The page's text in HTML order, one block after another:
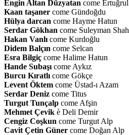
Engin Altan Düzyatan come Ertuğrul
Kaan taşaner come Gündoğdu
Hülya darcan come Hayme Hatun
Serdar Gökhan come Suleyman Shah
Hakan Vanlı come Kurdoğlu
Didem Balçın come Selcan
Esra Bilgiç come Halime Hatun
Hande Subaşı come Aykız
Burcu Kıratlı come Gökçe
Levent Öktem come Üstad-ı Azam
Serdar Deniz come Titus
Turgut Tunçalp come Afşin
Mehmet Çevik è Deli Demir
Cengiz Coşkun come Turgut Alp
Cavit Çetin Güner come Doğan Alp